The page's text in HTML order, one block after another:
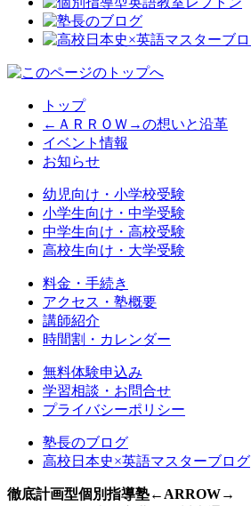
トップ
←ＡＲＲＯＷ→の想いと沿革
イベント情報
お知らせ
幼児向け・小学校受験
小学生向け・中学受験
中学生向け・高校受験
高校生向け・大学受験
料金・手続き
アクセス・塾概要
講師紹介
時間割・カレンダー
無料体験申込み
学習相談・お問合せ
プライバシーポリシー
塾長のブログ
高校日本史×英語マスターブログ
徹底計画型個別指導塾←ARROW→